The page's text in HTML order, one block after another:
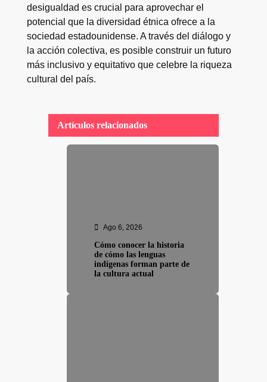
desigualdad es crucial para aprovechar el
potencial que la diversidad étnica ofrece a la
sociedad estadounidense. A través del diálogo y
la acción colectiva, es posible construir un futuro
más inclusivo y equitativo que celebre la riqueza
cultural del país.
Artículos relacionados
Ago 6, 2026
Cómo conocer la historia
de cómo las lenguas
indígenas forman parte de
la cultura actual